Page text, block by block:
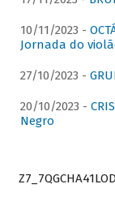
10/11/2023 -
Jornada do
27/10/2023 -
20/10/2023 -
Negro